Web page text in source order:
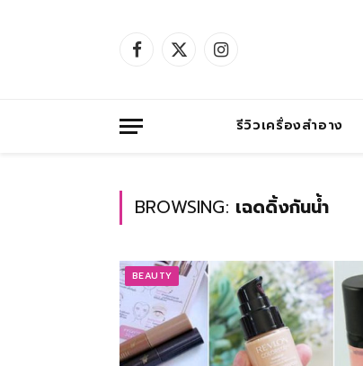
Facebook
X
Instagram
รีวิวเครื่องสำอาง
BROWSING: เฉดดิ้งกันน้ำ
BEAUTY